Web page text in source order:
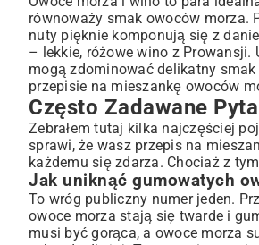
równoważy smak owoców morza.
nuty pięknie komponują się z
– lekkie, różowe wino z
mogą zdominować delikatny
przepisie na mieszankę owoców
Często Zadawane
Zebrałem tutaj kilka najczęściej
sprawi, że wasz przepis na
każdemu się zdarza. Chociaż z
Jak uniknąć gumowatych
To wróg publiczny numer jeden.
owoce morza stają się twarde i
musi być gorąca, a owoce morza